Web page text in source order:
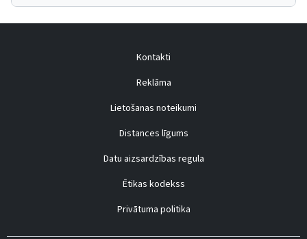
Kontakti
Reklāma
Lietošanas noteikumi
Distances līgums
Datu aizsardzības regula
Ētikas kodekss
Privātuma politika